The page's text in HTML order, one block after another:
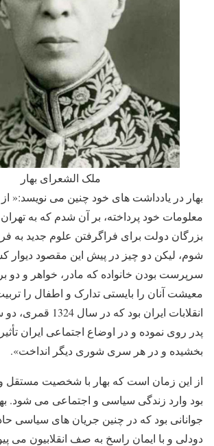
ملک الشعرای بهار
بهار در یادداشت های خود چنین می نویسد:«
معلومات خود پرداخته، بر آن شدم که به
بزرگان دولت برای فراگرفتن علوم جدید به
شوم، لیکن دو چیز در پیش این مقصود دیوار
سرپرست بودن خانواده که مادر، خواهر و دو
معیشت آنان را بایستی تدارک و اطفال را تربیت
انقلابات ایران بود
پدر روی نموده و در اوضاع اجتماعی ایران
بخشیده و در هر سری شوری دیگر انداخت».
از این زمان است که بهار با شخصیت مستقل
بود وارد زندگی سیاسی و اجتماعی می شود.
جوانانی بود که در چنین جریان های سیاسی
دودلی و با ایمان راسخ به صف انقلابیون می